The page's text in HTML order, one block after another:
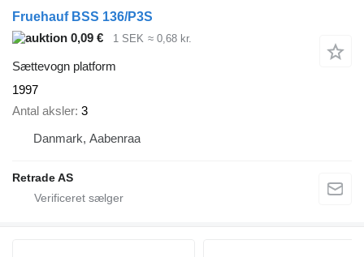
Fruehauf BSS 136/P3S
0,09 €
1 SEK ≈ 0,68 kr.
Sættevogn platform
1997
Antal aksler 3
Danmark, Aabenraa
Retrade AS